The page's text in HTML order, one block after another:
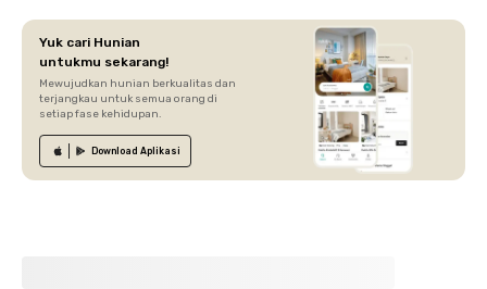
Yuk cari Hunian
untukmu sekarang!
Mewujudkan hunian berkualitas dan
terjangkau untuk semua orang di
setiap fase kehidupan.
Download Aplikasi